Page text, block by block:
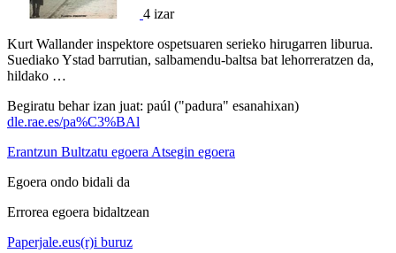
4 izar
Kurt Wallander inspektore ospetsuaren serieko hirugarren liburua.
Suediako Ystad barrutian, salbamendu-baltsa bat lehorreratzen da,
hildako …
Begiratu behar izan juat: paúl ("padura" esanahixan)
dle.rae.es/pa%C3%BAl
Erantzun Bultzatu egoera Atsegin egoera
Egoera ondo bidali da
Errorea egoera bidaltzean
Paperjale.eus(r)i buruz